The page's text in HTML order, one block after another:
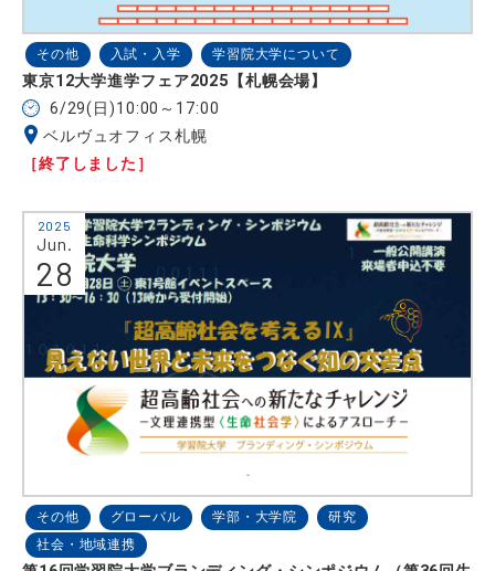
その他 入試・入学 学習院大学について
東京12大学進学フェア2025【札幌会場】
6/29(日)10:00～17:00
ベルヴュオフィス札幌
［終了しました］
2025
Jun.
28
その他 グローバル 学部・大学院
研究
社会・地域連携